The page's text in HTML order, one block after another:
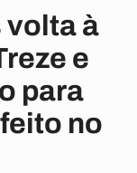
volta à
e
para
no